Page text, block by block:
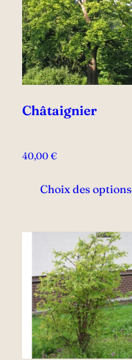
Châtaignier
40,00€
Choix des options